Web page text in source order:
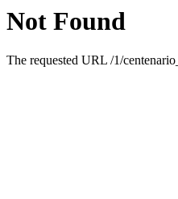
Not Found
The requested URL /1/